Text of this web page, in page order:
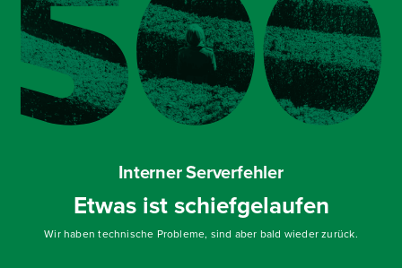
Interner Serverfehler
Etwas ist schiefgelaufen
Wir haben technische Probleme, sind aber bald wieder zurück.